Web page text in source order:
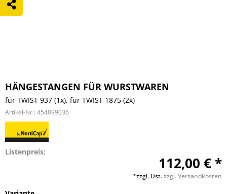
HÄNGESTANGEN FÜR WURSTWAREN
für TWIST 937 (1x), für TWIST 1875 (2x)
Artikel-Nr.: 454899036
Listenpreis:
112,00 € *
*zzgl. Ust.zzgl. Versandkosten